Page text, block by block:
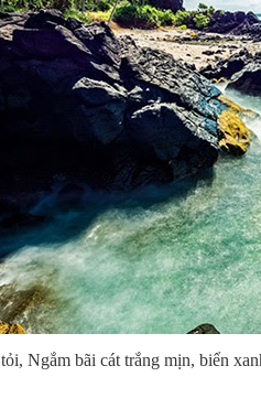
Ngắm bãi cát trắng mịn, biển